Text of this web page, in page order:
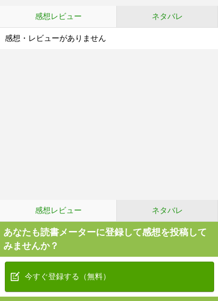
感想レビュー ネタバレ
感想・レビューがありません
感想レビュー ネタバレ
あなたも読書メーターに登録して感想を投稿して
みませんか？
今すぐ登録する（無料）